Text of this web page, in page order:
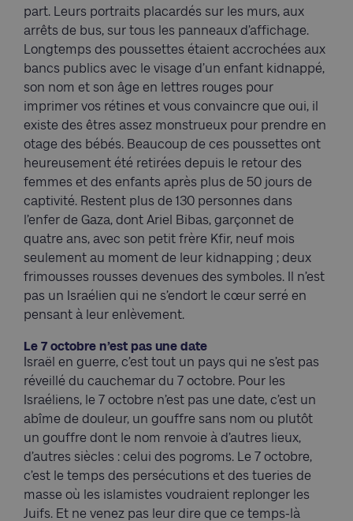
part. Leurs portraits placardés sur les murs, aux
arrêts de bus, sur tous les panneaux d’affichage.
Longtemps des poussettes étaient accrochées aux
bancs publics avec le visage d’un enfant kidnappé,
son nom et son âge en lettres rouges pour
imprimer vos rétines et vous convaincre que oui, il
existe des êtres assez monstrueux pour prendre en
otage des bébés. Beaucoup de ces poussettes ont
heureusement été retirées depuis le retour des
femmes et des enfants après plus de 50 jours de
captivité. Restent plus de 130 personnes dans
l’enfer de Gaza, dont Ariel Bibas, garçonnet de
quatre ans, avec son petit frère Kfir, neuf mois
seulement au moment de leur kidnapping ; deux
frimousses rousses devenues des symboles. Il n’est
pas un Israélien qui ne s’endort le cœur serré en
pensant à leur enlèvement.
Le 7 octobre n’est pas une date
Israël en guerre, c’est tout un pays qui ne s’est pas
réveillé du cauchemar du 7 octobre. Pour les
Israéliens, le 7 octobre n’est pas une date, c’est un
abîme de douleur, un gouffre sans nom ou plutôt
un gouffre dont le nom renvoie à d’autres lieux,
d’autres siècles : celui des pogroms. Le 7 octobre,
c’est le temps des persécutions et des tueries de
masse où les islamistes voudraient replonger les
Juifs. Et ne venez pas leur dire que ce temps-là